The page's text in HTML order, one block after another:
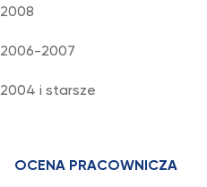
2008
2006-2007
2004 i starsze
OCENA PRACOWNICZA